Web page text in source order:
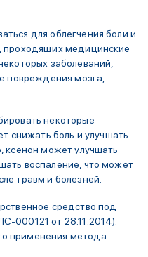
для облегчения боли и
проходящих медицинские
заболеваний,
повреждения мозга,
некоторые
снижать боль и улучшать
ксенон может улучшать
воспаление, что может
травм и болезней.
средство под
000121 от 28.11.2014).
применения метода